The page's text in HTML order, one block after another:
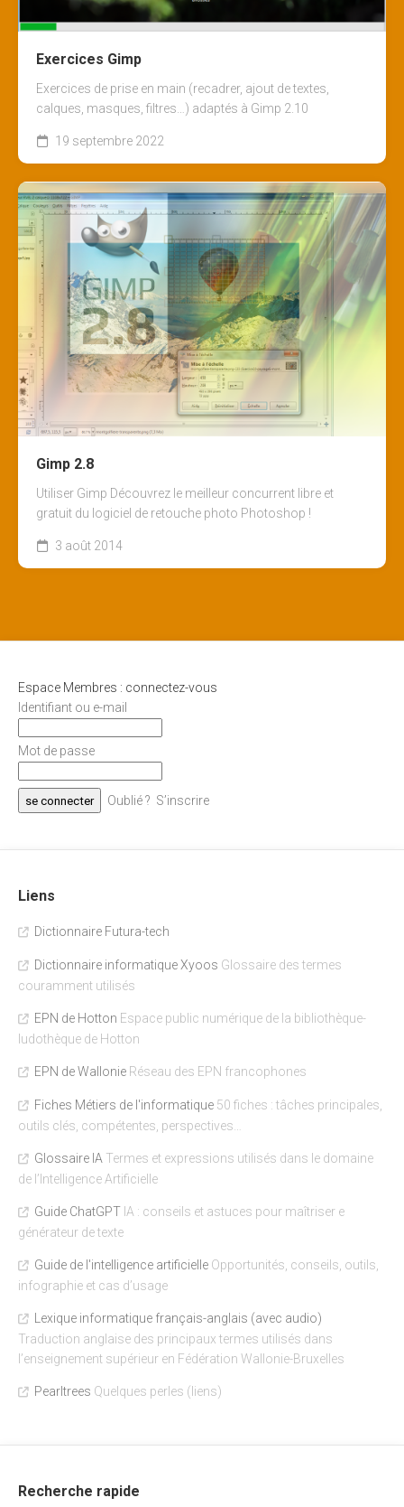
Exercices Gimp
Exercices de prise en main (recadrer, ajout de textes,
calques, masques, filtres…) adaptés à Gimp 2.10
19 septembre 2022
Gimp 2.8
Utiliser Gimp Découvrez le meilleur concurrent libre et
gratuit du logiciel de retouche photo Photoshop !
3 août 2014
Espace Membres : connectez-vous
Identifiant ou e-mail
Mot de passe
Oublié ? S’inscrire
Liens
Dictionnaire Futura-tech
Dictionnaire informatique Xyoos Glossaire des termes
couramment utilisés
EPN de Hotton Espace public numérique de la bibliothèque-
ludothèque de Hotton
EPN de Wallonie Réseau des EPN francophones
Fiches Métiers de l'informatique 50 fiches : tâches principales,
outils clés, compétentes, perspectives…
Glossaire IA Termes et expressions utilisés dans le domaine
de l’Intelligence Artificielle
Guide ChatGPT IA : conseils et astuces pour maîtriser e
générateur de texte
Guide de l'intelligence artificielle Opportunités, conseils, outils,
infographie et cas d’usage
Lexique informatique français-anglais (avec audio)
Traduction anglaise des principaux termes utilisés dans
l’enseignement supérieur en Fédération Wallonie-Bruxelles
Pearltrees Quelques perles (liens)
Recherche rapide